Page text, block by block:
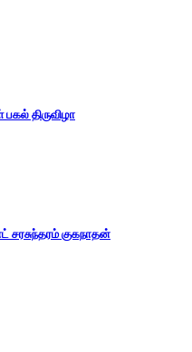
திருவிழா
சரசுந்தரம் குகநாதன்